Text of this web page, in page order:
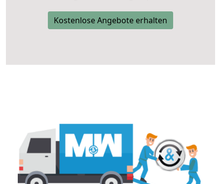
Kostenlose Angebote erhalten